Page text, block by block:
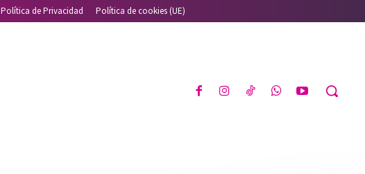
Política de Privacidad Política de cookies (UE)